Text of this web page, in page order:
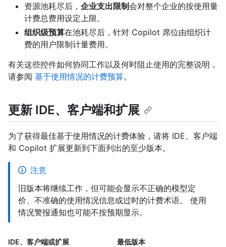
资源池耗尽后， 企业支出限制会对整个企业的按使用量
计费总费用设定上限。
组织级预算在池耗尽后，针对 Copilot 席位由组织计
费的用户限制计量费用。
有关这些控件如何协同工作以及何时阻止使用的完整说明，
请参阅 基于使用情况的计费预算。
更新 IDE、客户端和扩展
为了获得最佳基于使用情况的计费体验，请将 IDE、客户端
和 Copilot 扩展更新到下面列出的至少版本。
注意
旧版本将继续工作，但可能会显示不正确的模型定
价、不准确的使用情况信息或过时的计费术语。 使用
情况警报通知也可能不按预期显示。
IDE、客户端或扩展 最低版本